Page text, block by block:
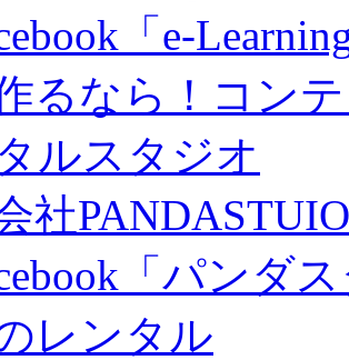
「e-
るなら！コン
ルスタジオ
社
「パンダ
レンタル